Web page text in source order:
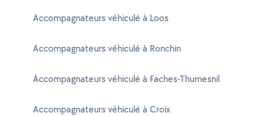
Accompagnateurs véhiculé à Loos
Accompagnateurs véhiculé à Ronchin
Accompagnateurs véhiculé à Faches-Thumesnil
Accompagnateurs véhiculé à Croix